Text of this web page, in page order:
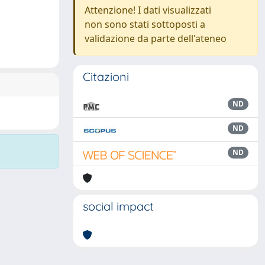
Attenzione! I dati visualizzati
non sono stati sottoposti a
validazione da parte dell'ateneo
Citazioni
ND
ND
ND
social impact